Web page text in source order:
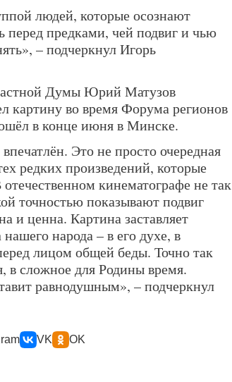
людей, которые осознают
перед предками, чей подвиг и чью
– подчеркнул Игорь
Думы Юрий Матузов
картину во время Форума регионов
в конце июня в Минске.
Это не просто очередная
редких произведений, которые
кинематографе не так
точностью показывают подвиг
и ценна. Картина заставляет
народа – в его духе, в
лицом общей беды. Точно так
в сложное для Родины время.
равнодушным», – подчеркнул
VK OK